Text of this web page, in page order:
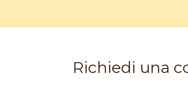
Richiedi una